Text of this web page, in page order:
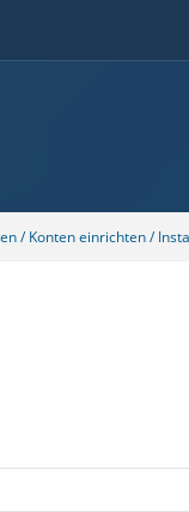
/ Konten einrichten /